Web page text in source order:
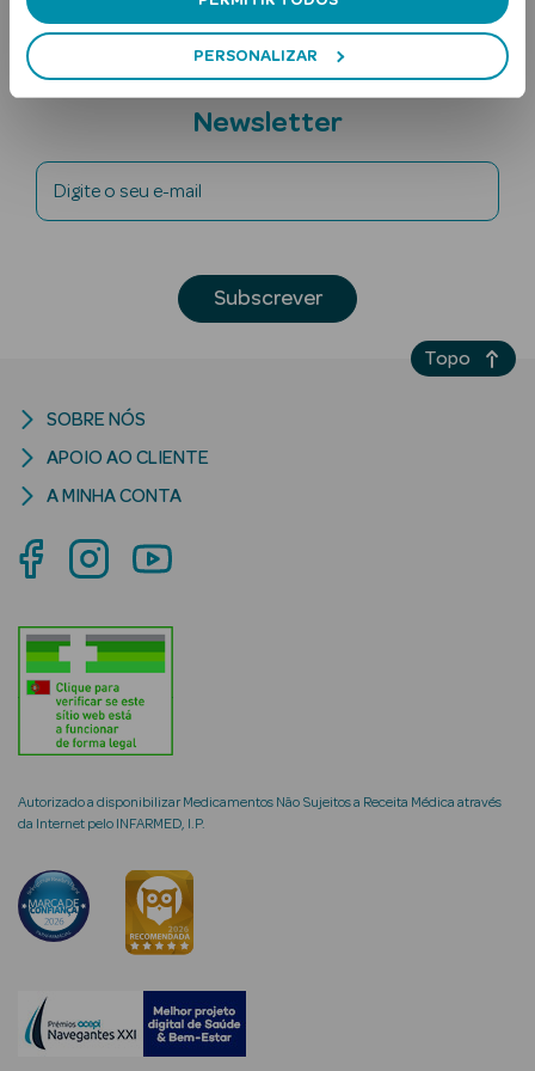
PERSONALIZAR
Ver Tudo
Lábios
Solares Bebé e
Criança
Rosto e
Ver Tudo
Rosto
Séruns Faciais
Anti-
envelhecimento
Subscreva a
Newsletter
Digite o seu e-mail
Subscrever
Autorizado a disponibilizar Medicamentos Não Sujeitos a Receita Médica através
da Internet pelo INFARMED, I.P.
SOBRE NÓS
APOIO AO CLIENTE
A MINHA CONTA
Topo